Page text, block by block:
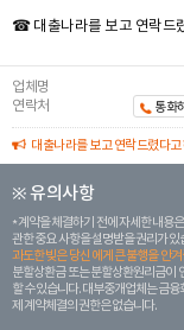
☎ 대출나라를 보고 연락드
업체명
연락처
통화
대출나라를 보고 연락드렸다
※ 유의사항
계약을 체결하기 전에 자세한 내용
관한 중요 사항을 설명받을 권리가
과도한 빚은 당신 에게 큰 불행을 안
분할상환금 또는 분할상환원리금이
할 수 있습니다. 대부중개업체는 금
제 계약체결의 권한은 없습니다.